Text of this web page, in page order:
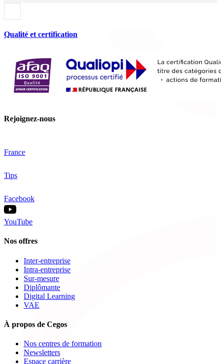
Qualité et certification
Rejoignez-nous
France
Tips
Facebook
YouTube
Nos offres
Inter-entreprise
Intra-entreprise
Sur-mesure
Diplômante
Digital Learning
VAE
À propos de Cegos
Nos centres de formation
Newsletters
Espace carrière